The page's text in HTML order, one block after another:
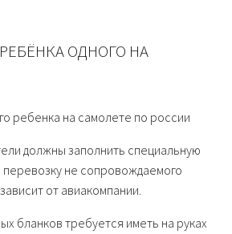
ОДНОГО НА
должны заполнить специальную
перевозку не сопровождаемого
от авиакомпании.
бланков требуется иметь на руках